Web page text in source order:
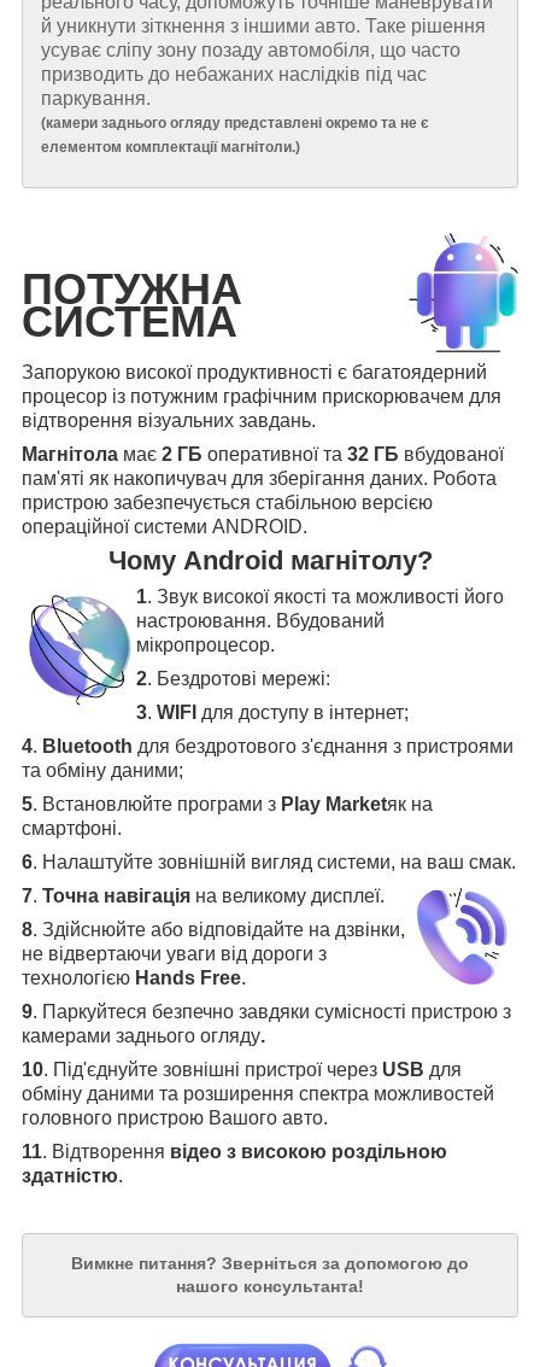
й уникнути зіткнення з іншими авто. Таке рішення
усуває сліпу зону позаду автомобіля, що часто
призводить до небажаних наслідків під час
паркування.
(камери заднього огляду представлені окремо та не є
елементом комплектації магнітоли.)
ПОТУЖНА
СИСТЕМА
Запорукою високої продуктивності є багатоядерний
процесор із потужним графічним прискорювачем для
відтворення візуальних завдань.
Магнітола має 2 ГБ оперативної та 32 ГБ вбудованої
пам'яті як накопичувач для зберігання даних. Робота
пристрою забезпечується стабільною версією
операційної системи ANDROID.
Чому Android магнітолу?
1. Звук високої якості та можливості його
настроювання. Вбудований
мікропроцесор.
2. Бездротові мережі:
3. WIFI для доступу в інтернет;
4. Bluetooth для бездротового з'єднання з пристроями
та обміну даними;
5. Встановлюйте програми з Play Marketяк на
смартфоні.
6. Налаштуйте зовнішній вигляд системи, на ваш смак.
7. Точна навігація на великому дисплеї.
8. Здійснюйте або відповідайте на дзвінки,
не відвертаючи уваги від дороги з
технологією Hands Free.
9. Паркуйтеся безпечно завдяки сумісності пристрою з
камерами заднього огляду.
10. Під'єднуйте зовнішні пристрої через USB для
обміну даними та розширення спектра можливостей
головного пристрою Вашого авто.
11. Відтворення відео з високою роздільною
здатністю.
Вимкне питання? Зверніться за допомогою до
нашого консультанта!